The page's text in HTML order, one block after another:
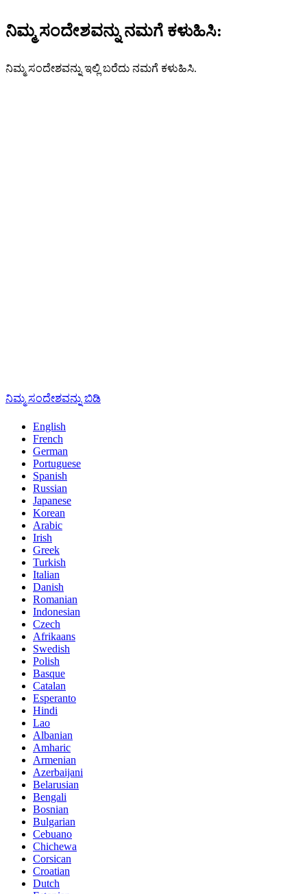
ನಿಮ್ಮ ಸಂದೇಶವನ್ನು ನಮಗೆ ಕಳುಹಿಸಿ:
ನಿಮ್ಮ ಸಂದೇಶವನ್ನು ಇಲ್ಲಿ ಬರೆದು ನಮಗೆ ಕಳುಹಿಸಿ.
ನಿಮ್ಮ ಸಂದೇಶವನ್ನು ಬಿಡಿ
English
French
German
Portuguese
Spanish
Russian
Japanese
Korean
Arabic
Irish
Greek
Turkish
Italian
Danish
Romanian
Indonesian
Czech
Afrikaans
Swedish
Polish
Basque
Catalan
Esperanto
Hindi
Lao
Albanian
Amharic
Armenian
Azerbaijani
Belarusian
Bengali
Bosnian
Bulgarian
Cebuano
Chichewa
Corsican
Croatian
Dutch